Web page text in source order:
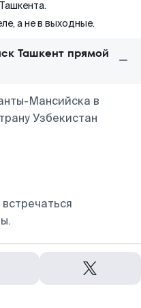
а не в выходные.
Ташкент прямой
Мансийска в
Узбекистан